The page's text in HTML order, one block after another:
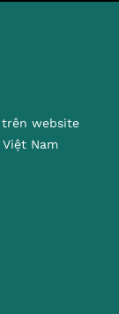
website
Nam